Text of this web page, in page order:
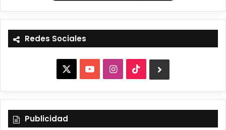
Redes Sociales
o
u
I
n
s
i
k
l
u
Publicidad